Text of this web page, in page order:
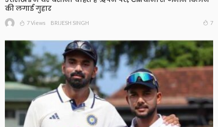
की लगाई गुहार
7 Views BRIJESH SINGH 7